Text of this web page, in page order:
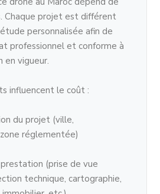
Chaque projet est différent
personnalisée afin de
professionnel et conforme à
en vigueur.
influencent le coût :
du projet (ville,
réglementée)
(prise de vue
technique, cartographie,